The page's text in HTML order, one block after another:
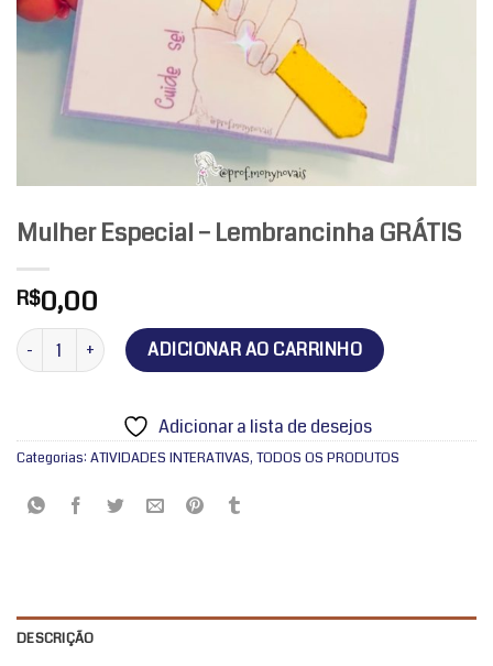
Mulher Especial – Lembrancinha GRÁTIS
R$0,00
Mulher Especial - Lembrancinha GRÁTIS quantidade
ADICIONAR AO CARRINHO
Adicionar a lista de desejos
Categorias: ATIVIDADES INTERATIVAS, TODOS OS PRODUTOS
DESCRIÇÃO